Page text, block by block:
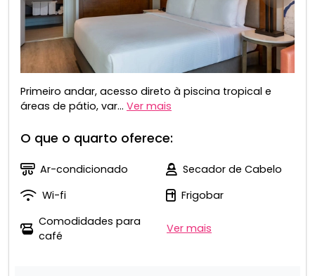
Primeiro andar, acesso direto à piscina tropical e
áreas de pátio, var... Ver mais
O que o quarto oferece:
Ar-condicionado
Secador de Cabelo
Wi-fi
Frigobar
Comodidades para
café
Ver mais